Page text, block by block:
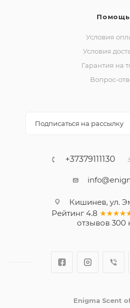
Помощь
Условия
Условия
Гарантия на
Вопрос-
Подписаться на рассылку
+37379111130
Кишинев, ул.
Рейтинг 4.8
отзывов 300
Enigma Scent